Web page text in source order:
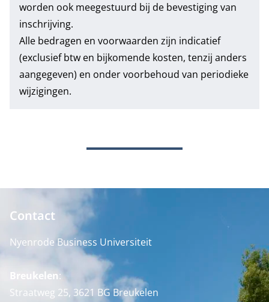
worden ook meegestuurd bij de bevestiging van
inschrijving.
Alle bedragen en voorwaarden zijn indicatief
(exclusief btw en bijkomende kosten, tenzij anders
aangegeven) en onder voorbehoud van periodieke
wijzigingen.
Contact
Nyenrode Business Universiteit
Breukelen:
Straatweg 25, 3621 BG Breukelen